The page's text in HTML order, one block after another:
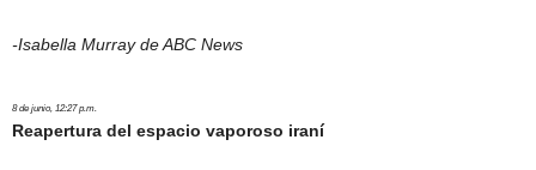
-Isabella Murray de ABC News
8 de junio, 12:27 p.m.
Reapertura del espacio vaporoso iraní